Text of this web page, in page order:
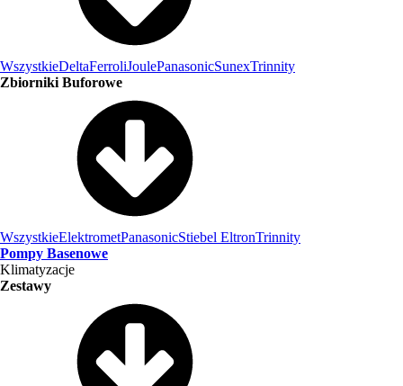
WszystkieDeltaFerroliJoulePanasonicSunexTrinnity
Zbiorniki Buforowe
WszystkieElektrometPanasonicStiebel EltronTrinnity
Pompy Basenowe
Klimatyzacje
Zestawy